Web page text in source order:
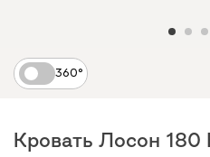
360°
Кровать Лосон